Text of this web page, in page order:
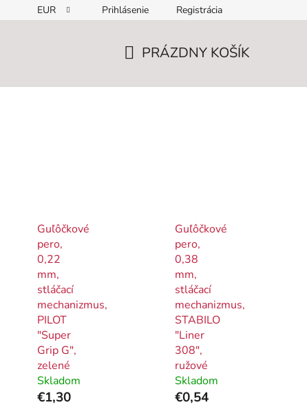
EUR Prihlásenie Registrácia
PRÁZDNY KOŠÍK
Guľôčkové
pero,
0,22
mm,
stláčací
mechanizmus,
PILOT
"Super
Grip G",
zelené
Skladom
€1,30
Guľôčkové
pero,
0,38
mm,
stláčací
mechanizmus,
STABILO
"Liner
308",
ružové
Skladom
€0,54